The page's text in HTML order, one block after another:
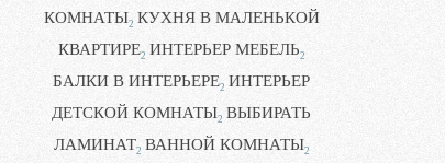
КОМНАТЫ2 КУХНЯ В МАЛЕНЬКОЙ
КВАРТИРЕ2 ИНТЕРЬЕР МЕБЕЛЬ2
БАЛКИ В ИНТЕРЬЕРЕ2 ИНТЕРЬЕР
ДЕТСКОЙ КОМНАТЫ2 ВЫБИРАТЬ
ЛАМИНАТ2 ВАННОЙ КОМНАТЫ2